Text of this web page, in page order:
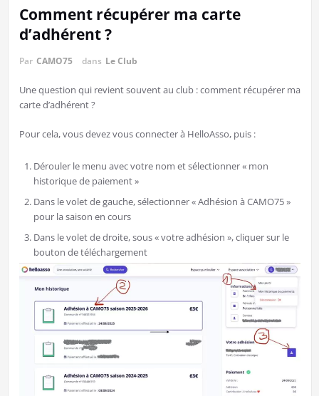
Comment récupérer ma carte
d’adhérent ?
Par CAMO75 dans Le Club
Une question qui revient souvent au club : comment récupérer ma
carte d’adhérent ?
Pour cela, vous devez vous connecter à HelloAsso, puis :
Dérouler le menu avec votre nom et sélectionner « mon
historique de paiement »
Dans le volet de gauche, sélectionner « Adhésion à CAMO75 »
pour la saison en cours
Dans le volet de droite, sous « votre adhésion », cliquer sur le
bouton de téléchargement